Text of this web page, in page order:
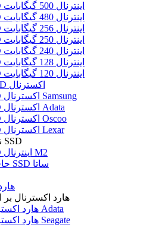
SSD اینترنال 500 گیگابایت
SSD اینترنال 480 گیگابایت
SSD اینترنال 256 گیگابایت
SSD اینترنال 250 گیگابایت
SSD اینترنال 240 گیگابایت
SSD اینترنال 128 گیگابایت
SSD اینترنال 120 گیگابایت
حافظه SSD اکسترنال
SSD اکسترنال Samsung
SSD اکسترنال Adata
SSD اکسترنال Oscoo
SSD اکسترنال Lexar
نوع حافظه SSD
SSD اینترنال M2
حافظه SSD ساتا
هارد اکسترنال
هارد اکسترنال Adata
هارد اکسترنال Seagate